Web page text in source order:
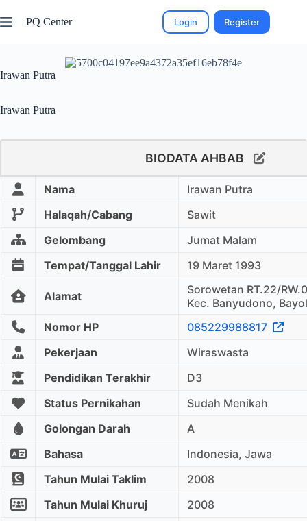
PQ Center Login Register
Irawan Putra
Irawan Putra
BIODATA AHBAB
Nama
Irawan Putra
Halaqah/Cabang
Sawit
Gelombang
Jumat Malam
Tempat/Tanggal Lahir
19 Maret 1993
Alamat
Sorowetan RT.22/
Kec. Banyudono,
Nomor HP
085229988817
Pekerjaan
Wiraswasta
Pendidikan Terakhir
D3
Status Pernikahan
Sudah Menikah
Golongan Darah
A
Bahasa
Indonesia, Jawa
Tahun Mulai Taklim
2008
Tahun Mulai Khuruj
2008